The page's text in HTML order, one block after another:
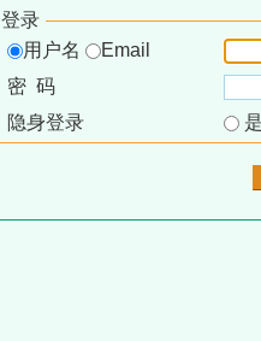
登录
用户名
Email
密 码
隐身登录